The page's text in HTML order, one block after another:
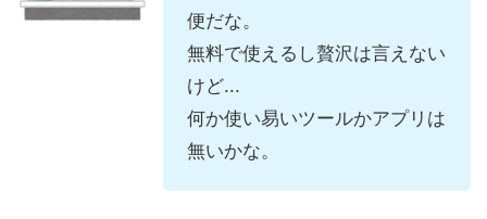
便だな。
無料で使えるし贅沢は言えない
けど...
何か使い易いツールかアプリは
無いかな。